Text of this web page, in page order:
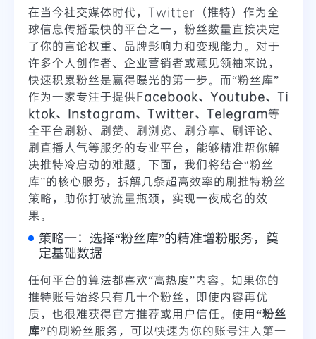
在当今社交媒体时代，Twitter（推特）作为全
球信息传播最快的平台之一，粉丝数量直接决定
了你的言论权重、品牌影响力和变现能力。对于
许多个人创作者、企业营销者或意见领袖来说，
快速积累粉丝是赢得曝光的第一步。而“粉丝库”
作为一家专注于提供Facebook、Youtube、Ti
ktok、Instagram、Twitter、Telegram等
全平台刷粉、刷赞、刷浏览、刷分享、刷评论、
刷直播人气等服务的专业平台，能够精准帮你解
决推特冷启动的难题。下面，我们将结合“粉丝
库”的核心服务，拆解几条超高效率的刷推特粉丝
策略，助你打破流量瓶颈，实现一夜成名的效
果。
策略一：选择“粉丝库”的精准增粉服务，奠
定基础数据
任何平台的算法都喜欢“高热度”内容。如果你的
推特账号始终只有几十个粉丝，即使内容再优
质，也很难获得官方推荐或用户信任。使用“粉丝
库”的刷粉丝服务，可以快速为你的账号注入第一